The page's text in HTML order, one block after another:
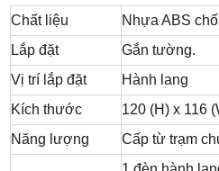
Chất liệu
Nhựa ABS
Lắp đặt
Gắn tường.
Vị trí lắp đặt
Hành lang
Kích thước
120 (H) x 116
Năng lượng
Cấp từ trạm